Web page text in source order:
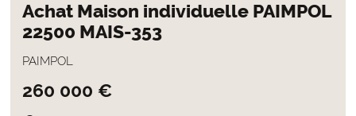
Achat Maison individuelle PAIMPOL
22500 MAIS-353
PAIMPOL
260 000 €